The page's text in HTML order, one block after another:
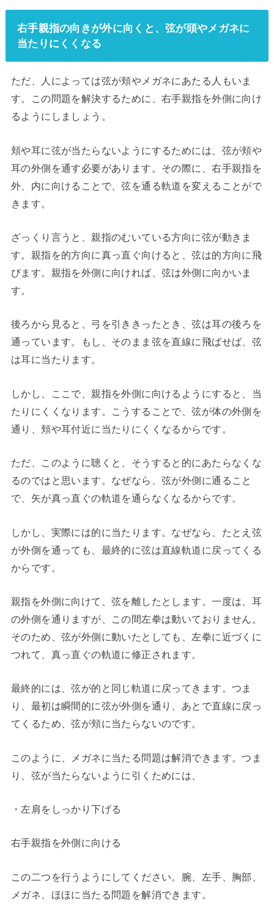
右手親指の向きが外に向くと、弦が頭やメガネに
当たりにくくなる
ただ、人によっては弦が頬やメガネにあたる人もいま
す。この問題を解決するために、右手親指を外側に向け
るようにしましょう。
頬や耳に弦が当たらないようにするためには、弦が頬や
耳の外側を通す必要があります。その際に、右手親指を
外、内に向けることで、弦を通る軌道を変えることがで
きます。
ざっくり言うと、親指のむいている方向に弦が動きま
す。親指を的方向に真っ直ぐ向けると、弦は的方向に飛
びます。親指を外側に向ければ、弦は外側に向かいま
す。
後ろから見ると、弓を引ききったとき、弦は耳の後ろを
通っています。もし、そのまま弦を直線に飛ばせば、弦
は耳に当たります。
しかし、ここで、親指を外側に向けるようにすると、当
たりにくくなります。こうすることで、弦が体の外側を
通り、頬や耳付近に当たりにくくなるからです。
ただ、このように聴くと、そうすると的にあたらなくな
るのではと思います。なぜなら、弦が外側に通ること
で、矢が真っ直ぐの軌道を通らなくなるからです。
しかし、実際には的に当たります。なぜなら、たとえ弦
が外側を通っても、最終的に弦は直線軌道に戻ってくる
からです。
親指を外側に向けて、弦を離したとします。一度は、耳
の外側を通りますが、この間左拳は動いておりません。
そのため、弦が外側に動いたとしても、左拳に近づくに
つれて、真っ直ぐの軌道に修正されます。
最終的には、弦が的と同じ軌道に戻ってきます。つま
り、最初は瞬間的に弦が外側を通り、あとで直線に戻っ
てくるため、弦が頬に当たらないのです。
このように、メガネに当たる問題は解消できます。つま
り、弦が当たらないように引くためには、
・左肩をしっかり下げる
右手親指を外側に向ける
この二つを行うようにしてください。腕、左手、胸部、
メガネ、ほほに当たる問題を解消できます。